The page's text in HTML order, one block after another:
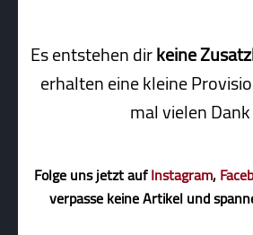
Es entstehen dirkeine
erhalten eine kleine
mal vielen
Folge uns jetzt aufInstagram,
verpasse keine Artikel und